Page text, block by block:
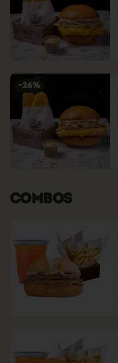
-26%
COMBOS